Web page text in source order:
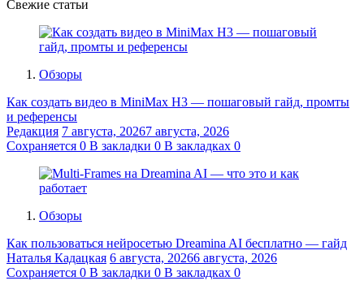
Свежие статьи
Обзоры
Как создать видео в MiniMax H3 — пошаговый гайд, промты
и референсы
Редакция 7 августа, 20267 августа, 2026
Сохраняется 0 В закладки 0 В закладках 0
Обзоры
Как пользоваться нейросетью Dreamina AI бесплатно — гайд
Наталья Кадацкая 6 августа, 20266 августа, 2026
Сохраняется 0 В закладки 0 В закладках 0